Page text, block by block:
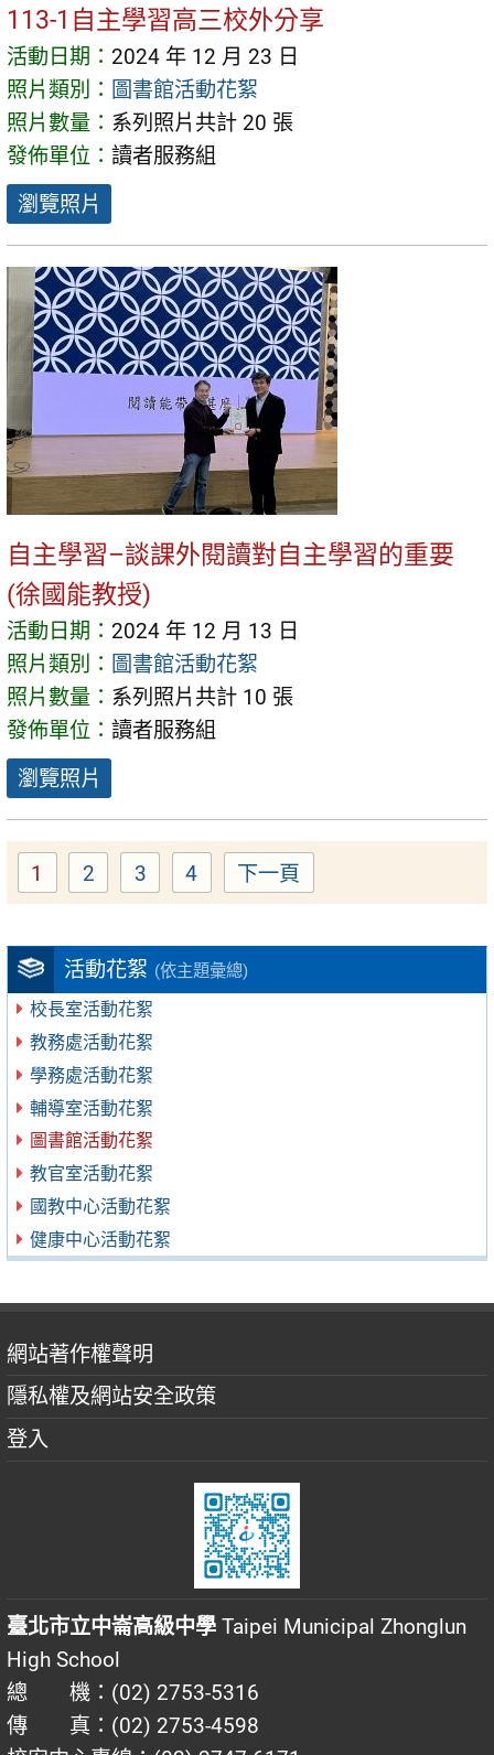
活動花絮 (依主題彙總)
校長室活動花絮
教務處活動花絮
學務處活動花絮
輔導室活動花絮
圖書館活動花絮
教官室活動花絮
國教中心活動花絮
健康中心活動花絮
113-1自主學習高三校外分享
活動日期： 2024 年 12 月 23 日
照片類別： 圖書館活動花絮
照片數量： 系列照片共計 20 張
發佈單位： 讀者服務組
瀏覽照片
自主學習–談課外閱讀對自主學習的重要
(徐國能教授)
活動日期： 2024 年 12 月 13 日
照片類別： 圖書館活動花絮
照片數量： 系列照片共計 10 張
發佈單位： 讀者服務組
瀏覽照片
Page
1 Page
2 Page
3 Page
4 下一頁
網站著作權聲明
隱私權及網站安全政策
登入
臺北市立中崙高級中學 Taipei Municipal Zhonglun
High School
總 機：(02) 2753-5316
傳 真：(02) 2753-4598